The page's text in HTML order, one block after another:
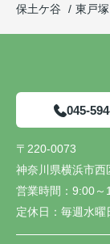
保土ケ谷
東戸塚
045-
〒220-0073
神奈川県横浜市
営業時間： 9:00～
定休日： 毎週水曜